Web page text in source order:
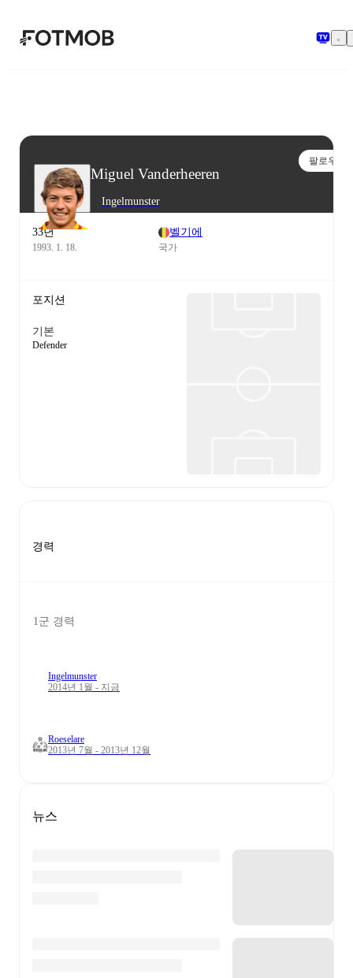
본문으로 건너뛰기
Miguel Vanderheeren
Ingelmunster
팔로우
33년
1993. 1. 18.
벨기에
국가
포지션
기본
Defender
경력
1군 경력
Ingelmunster
2014년 1월 - 지금
Roeselare
2013년 7월 - 2013년 12월
뉴스